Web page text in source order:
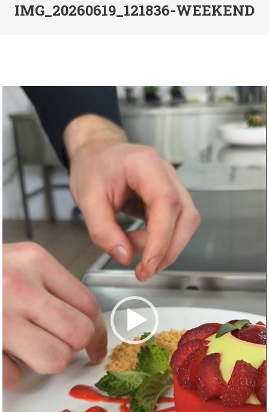
IMG_20260619_121836-WEEKEND
Відеопрогравач